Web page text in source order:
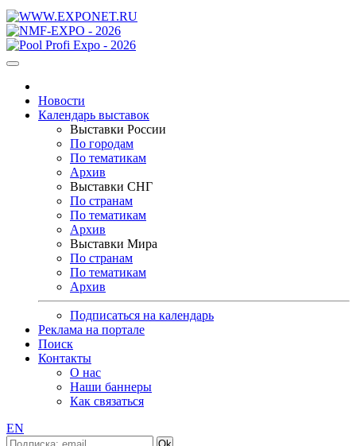
Новости
Календарь выставок
Выставки России
По городам
По тематикам
Архив
Выставки СНГ
По странам
По тематикам
Архив
Выставки Мира
По странам
По тематикам
Архив
Подписаться на календарь
Реклама на портале
Поиск
Контакты
О нас
Наши баннеры
Как связаться
EN